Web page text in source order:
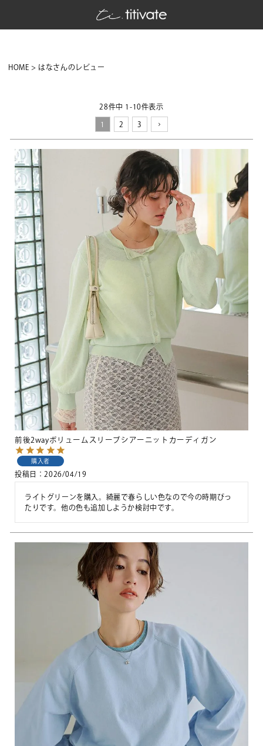
HOME はなさんのレビュー
28件中 1 -10件表示
1 2 3
前後2wayボリュームスリーブシアーニットカーディガン
購入者
投稿日 2026/04/19
ライトグリーンを購入。綺麗で春らしい色なので今の時期ぴっ
たりです。他の色も追加しようか検討中です。